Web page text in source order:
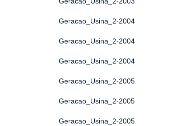
Geracao_Usina_2-2004
Geracao_Usina_2-2004
Geracao_Usina_2-2004
Geracao_Usina_2-2005
Geracao_Usina_2-2005
Geracao_Usina_2-2005